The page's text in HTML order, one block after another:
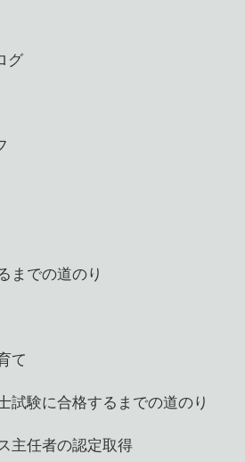
グ
までの道のり
て
試験に合格するまでの道のり
主任者の認定取得